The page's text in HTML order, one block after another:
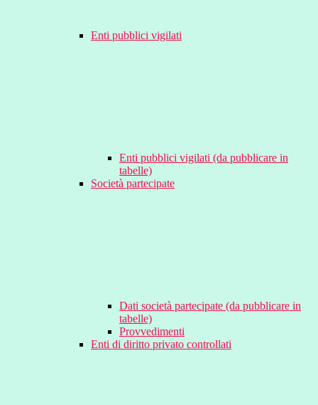
Enti pubblici vigilati
Enti pubblici vigilati (da pubblicare in
tabelle)
Società partecipate
Dati società partecipate (da pubblicare in
tabelle)
Provvedimenti
Enti di diritto privato controllati